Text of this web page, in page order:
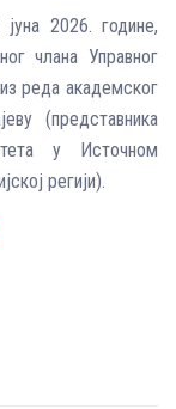
2026. године,
члана Управног
реда академског
(представника
у Источном
регији).